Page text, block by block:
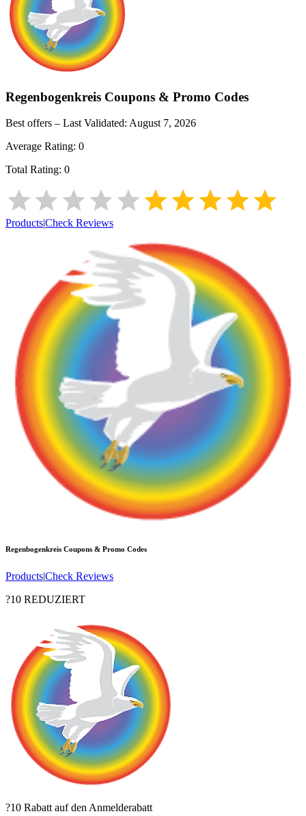
Regenbogenkreis Coupons & Promo Codes
Best offers – Last Validated: August 7, 2026
Average Rating: 0
Total Rating: 0
Products|Check Reviews
Regenbogenkreis Coupons & Promo Codes
Products|Check Reviews
?10 REDUZIERT
?10 Rabatt auf den Anmelderabatt